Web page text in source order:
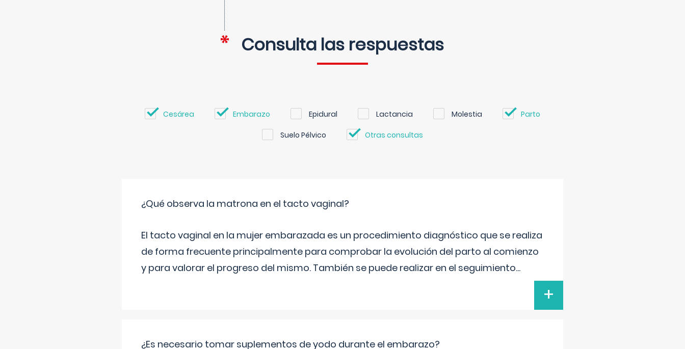
Consulta las respuestas
Cesárea Embarazo Epidural Lactancia Molestia Parto
Suelo Pélvico Otras consultas
¿Qué observa la matrona en el tacto vaginal?
El tacto vaginal en la mujer embarazada es un procedimiento diagnóstico que se realiza
de forma frecuente principalmente para comprobar la evolución del parto al comienzo
y para valorar el progreso del mismo. También se puede realizar en el seguimiento...
+
¿Es necesario tomar suplementos de yodo durante el embarazo?